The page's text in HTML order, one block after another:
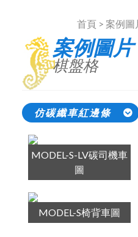
首頁 > 案例
案例圖片
棋盤格
仿碳纖車紅邊條
MODEL-S-LV碳司機車
圖
MODEL-S椅背車圖